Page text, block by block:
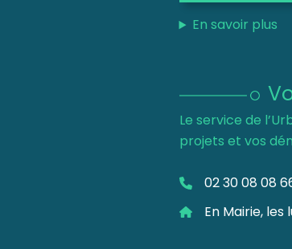
En savoir plus
Le service de
projets et vos
02 30 08 08
En Mairie, les